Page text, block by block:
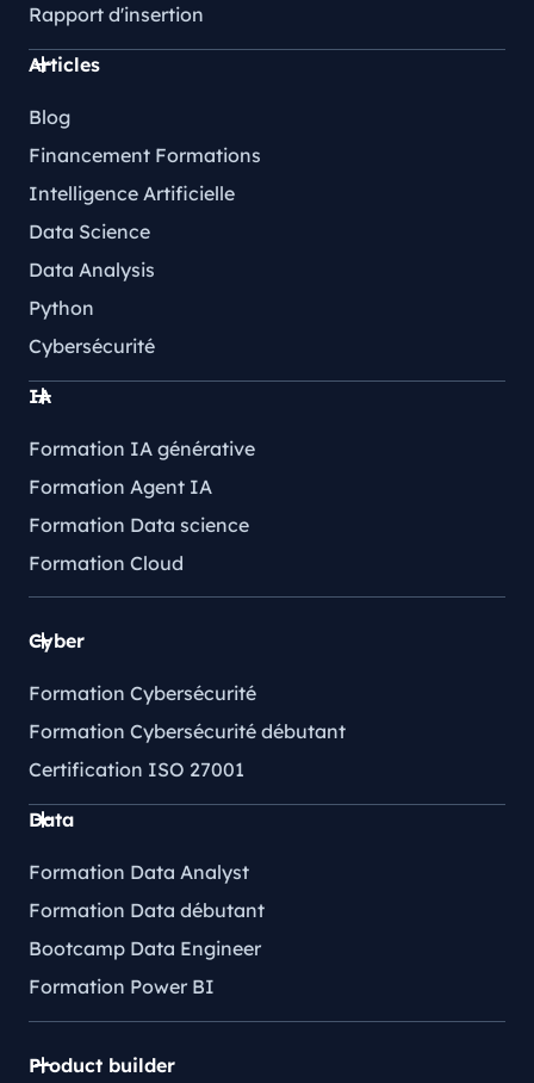
Rapport d'insertion
Articles
Blog
Financement Formations
Intelligence Artificielle
Data Science
Data Analysis
Python
Cybersécurité
IA
Formation IA générative
Formation Agent IA
Formation Data science
Formation Cloud
Cyber
Formation Cybersécurité
Formation Cybersécurité débutant
Certification ISO 27001
Data
Formation Data Analyst
Formation Data débutant
Bootcamp Data Engineer
Formation Power BI
Product builder